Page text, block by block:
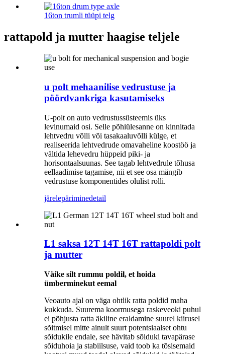
16ton trumli tüüpi telg
rattapold ja mutter haagise teljele
u polt mehaanilise vedrustuse ja
pöördvankriga kasutamiseks
U-polt on auto vedrustussüsteemis üks
levinumaid osi. Selle põhiülesanne on kinnitada
lehtvedru võlli või tasakaaluvõlli külge, et
realiseerida lehtvedrude omavaheline koostöö ja
vältida lehevedru hüppeid piki- ja
horisontaalsuunas. See tagab lehtvedrule tõhusa
eellaadimise tagamise, nii et see osa mängib
vedrustuse komponentides olulist rolli.
järelepäriminedetail
L1 saksa 12T 14T 16T rattapoldi polt
ja mutter
Väike silt rummu poldil, et hoida
ümberminekut eemal
Veoauto ajal on väga ohtlik ratta poldid maha
kukkuda. Suurema koormusega raskeveoki puhul
ei põhjusta ratta äkiline eraldamine suurel kiirusel
sõitmisel mitte ainult suurt potentsiaalset ohtu
sõidukile endale, see hävitab sõiduki tavapärase
sõiduhoia ja stabiilsuse, vaid toob ka tõsisemaid